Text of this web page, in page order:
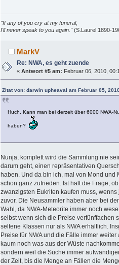
"If any of you cry at my funeral,
I'll never speak to you again."(S.Laurel 1890-
MarkV
Re: NWA, es geht zuende
«Antwort #5 am: Februar 06, 2010,
Zitat von: darwin upheaval am Februar 05,
Huch. Kann man bei derzeit über 6000 NWA-
haben?
Nunja, komplett wird die Sammlung nie
darum geht, einen repräsentativen
haben. Und da bin ich, mal von Mond und
schon ganz zufrieden. Ist halt die Frage,
zwanzigsten Eukriten kaufen muss,
zuvor. Die Neusammler haben aber bei
Wahl, da NWA-Meteorite immer noch
selbst wenn sich die Preise verfünffachen
seltene Klassen nur als NWA erhältlich.
Preise für NWA und die Fälle immer
kaum noch was aus der Wüste
sondern weil die Suche immer
der Zeit, bis die Menge an Fällen die